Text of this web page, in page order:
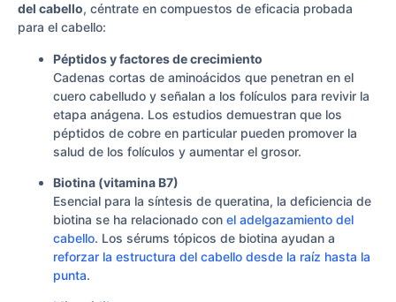
del cabello, céntrate en compuestos de eficacia probada
para el cabello:
Péptidos y factores de crecimiento
Cadenas cortas de aminoácidos que penetran en el
cuero cabelludo y señalan a los folículos para revivir la
etapa anágena. Los estudios demuestran que los
péptidos de cobre en particular pueden promover la
salud de los folículos y aumentar el grosor.
Biotina (vitamina B7)
Esencial para la síntesis de queratina, la deficiencia de
biotina se ha relacionado con el adelgazamiento del
cabello. Los sérums tópicos de biotina ayudan a
reforzar la estructura del cabello desde la raíz hasta la
punta.